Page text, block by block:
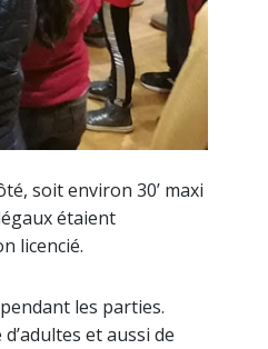
soit environ 30’ maxi
étaient
licencié.
les parties.
et aussi de